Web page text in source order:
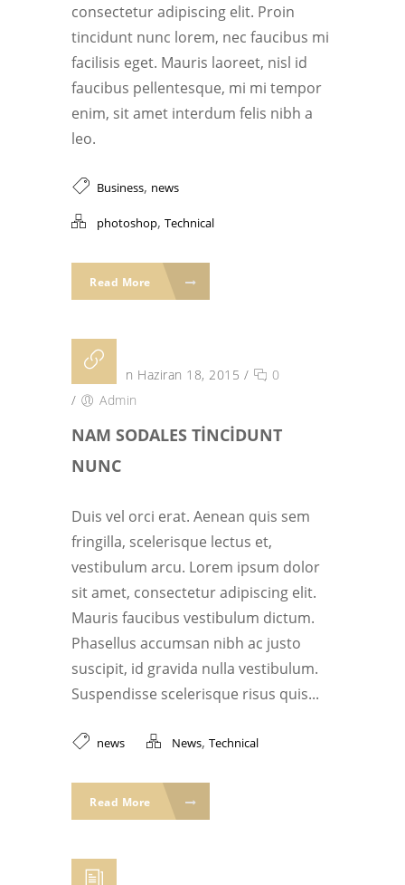
consectetur adipiscing elit. Proin
tincidunt nunc lorem, nec faucibus mi
facilisis eget. Mauris laoreet, nisl id
faucibus pellentesque, mi mi tempor
enim, sit amet interdum felis nibh a
leo.
Business, news
photoshop, Technical
Read More
Posted on Haziran 18, 2015 /
0
/
Admin
NAM SODALES TINCIDUNT
NUNC
Duis vel orci erat. Aenean quis sem
fringilla, scelerisque lectus et,
vestibulum arcu. Lorem ipsum dolor
sit amet, consectetur adipiscing elit.
Mauris faucibus vestibulum dictum.
Phasellus accumsan nibh ac justo
suscipit, id gravida nulla vestibulum.
Suspendisse scelerisque risus quis...
news News, Technical
Read More